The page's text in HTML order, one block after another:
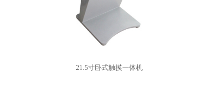
21.5寸卧式触摸一体机